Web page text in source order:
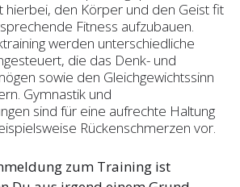
hierbei, den Körper und den Geist fit
Fitness aufzubauen.
werden unterschiedliche
die das Denk- und
sowie den Gleichgewichtssinn
Gymnastik und
sind für eine aufrechte Haltung
Rückenschmerzen vor.
zum Training ist